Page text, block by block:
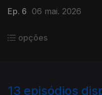
Ep. 6 06 mai. 2026
opções
13 episódios